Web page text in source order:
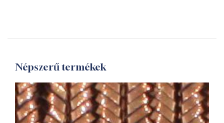
Népszerű termékek